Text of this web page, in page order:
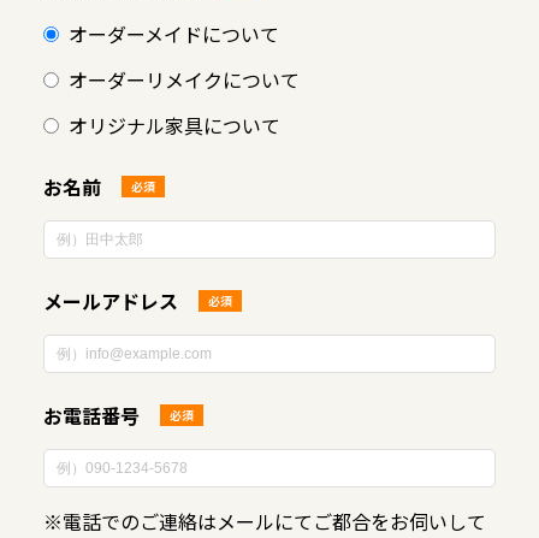
オーダーメイドについて
オーダーリメイクについて
オリジナル家具について
お名前 必須
メールアドレス 必須
お電話番号 必須
※電話でのご連絡はメールにてご都合をお伺いして